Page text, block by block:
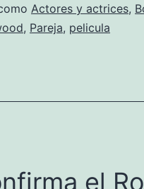
una
boda
Actores y actrices,
, Pareja, pelicula
el